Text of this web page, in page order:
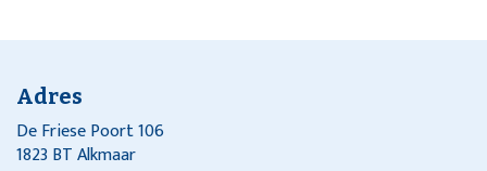
Adres
De Friese Poort 106
1823 BT Alkmaar